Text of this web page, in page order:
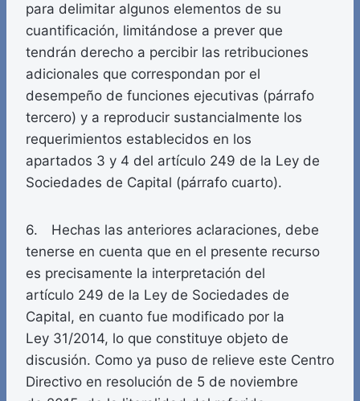
para delimitar algunos elementos de su
cuantificación, limitándose a prever que
tendrán derecho a percibir las retribuciones
adicionales que correspondan por el
desempeño de funciones ejecutivas (párrafo
tercero) y a reproducir sustancialmente los
requerimientos establecidos en los
apartados 3 y 4 del artículo 249 de la Ley de
Sociedades de Capital (párrafo cuarto).
6. Hechas las anteriores aclaraciones, debe
tenerse en cuenta que en el presente recurso
es precisamente la interpretación del
artículo 249 de la Ley de Sociedades de
Capital, en cuanto fue modificado por la
Ley 31/2014, lo que constituye objeto de
discusión. Como ya puso de relieve este Centro
Directivo en resolución de 5 de noviembre